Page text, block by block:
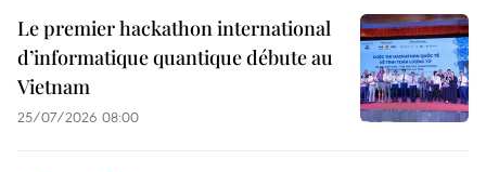
Le premier hackathon international
d’informatique quantique débute au
Vietnam
25/07/2026 08:00